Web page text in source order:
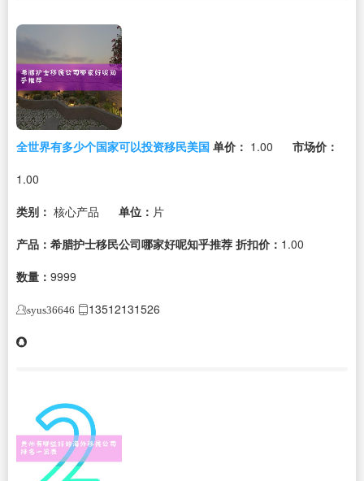
全世界有多少个国家可以投资移民美国 单价： 1.00
市场价：
1.00
类别： 核心产品 单位： 片
产品：希腊护士移民公司哪家好呢知乎推荐 折扣价： 1.00
数量： 9999
syus36646 13512131526